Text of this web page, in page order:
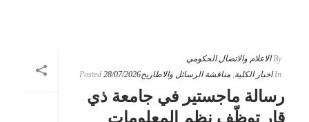
By الاعلام والاتصال الحكومي
In اخبار الكلية مناقشة الرسائل والاطاريح Posted 28/07/2026
رسالة ماجستير في جامعة ذي
قار توظّف نظم المعلومات